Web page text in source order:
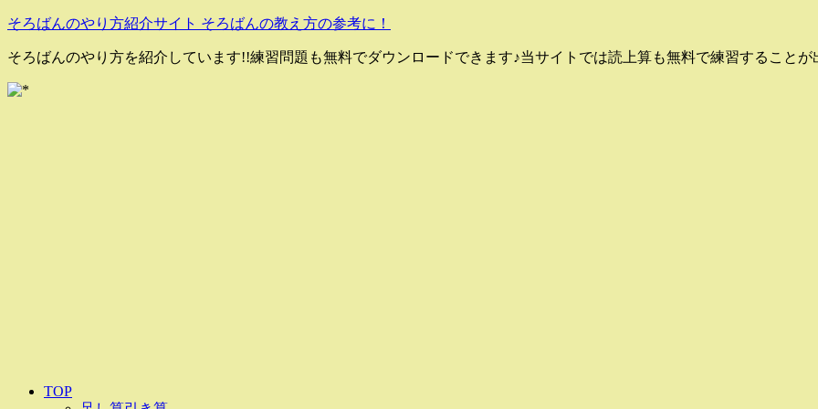
そろばんのやり方紹介サイト そろばんの教え方の参考に！
そろばんのやり方を紹介しています!!練習問題も無料でダウンロードできます♪当サイトでは読上算も無料で練習することが
TOP